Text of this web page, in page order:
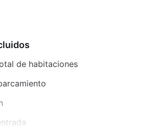
de habitaciones